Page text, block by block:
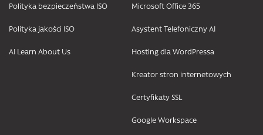
Polityka bezpieczeństwa ISO
Polityka jakości ISO
AI Learn About Us
Microsoft Office 365
Asystent Telefoniczny AI
Hosting dla WordPressa
Kreator stron internetowych
Certyfikaty SSL
Google Workspace